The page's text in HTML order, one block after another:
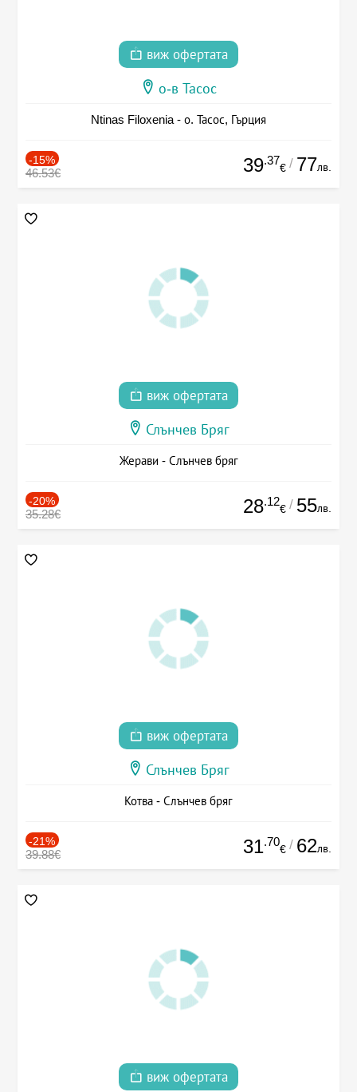
виж офертата
о-в Тасос
Ntinas Filoxenia - о. Тасос, Гърция
-15%
46.53€ 39.37
€ / 77лв.
виж офертата
Слънчев Бряг
Жерави - Слънчев бряг
-20%
35.28€ 28.12
€ / 55лв.
виж офертата
Слънчев Бряг
Котва - Слънчев бряг
-21%
39.88€ 31.70
€ / 62лв.
виж офертата